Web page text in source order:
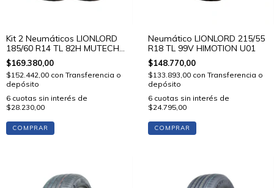
Kit 2 Neumáticos LIONLORD
185/60 R14 TL 82H MUTECH
H01
$169.380,00
$152.442,00 con Transferencia o
depósito
6 cuotas sin interés de
$28.230,00
COMPRAR
Neumático LIONLORD 215/55
R18 TL 99V HIMOTION U01
$148.770,00
$133.893,00 con Transferencia o
depósito
6 cuotas sin interés de
$24.795,00
COMPRAR